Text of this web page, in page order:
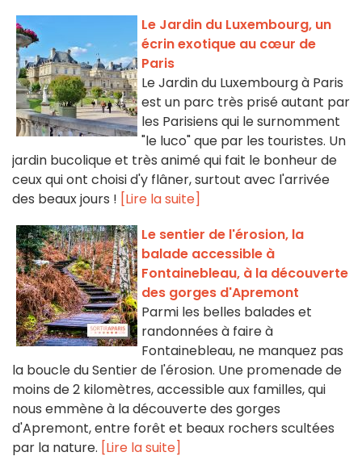
Le Jardin du Luxembourg, un
écrin exotique au cœur de
Paris
Le Jardin du Luxembourg à Paris
est un parc très prisé autant par
les Parisiens qui le surnomment
"le luco" que par les touristes. Un
jardin bucolique et très animé qui fait le bonheur de
ceux qui ont choisi d'y flâner, surtout avec l'arrivée
des beaux jours ! [Lire la suite]
Le sentier de l'érosion, la
balade accessible à
Fontainebleau, à la découverte
des gorges d'Apremont
Parmi les belles balades et
randonnées à faire à
Fontainebleau, ne manquez pas
la boucle du Sentier de l'érosion. Une promenade de
moins de 2 kilomètres, accessible aux familles, qui
nous emmène à la découverte des gorges
d'Apremont, entre forêt et beaux rochers scultées
par la nature. [Lire la suite]